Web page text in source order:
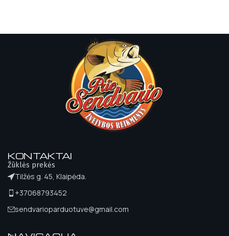
KONTAKTAI
Žūklės prekės
Tilžės g. 45, Klaipėda.
+37068793452
sendvarioparduotuve@gmail.com